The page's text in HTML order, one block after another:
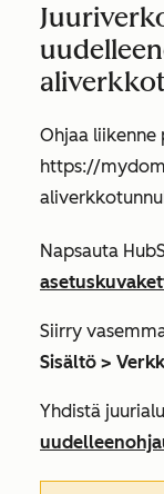
Ohjaa liikenne
https://
Napsauta
Siirry
Sisältö >
Yhdistä